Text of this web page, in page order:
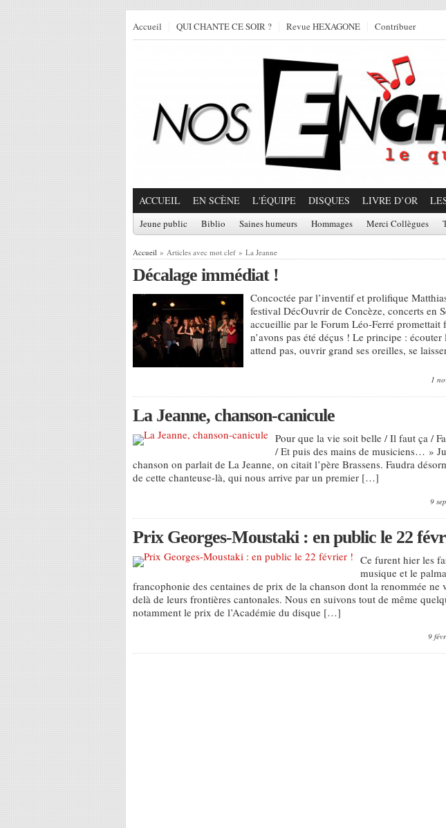
Accueil QUI CHANTE CE SOIR ? Revue HEXAGONE Contribuer
ACCUEIL EN SCÈNE L'ÉQUIPE DISQUES LIVRE D’OR
Jeune public Biblio Saines humeurs Hommages Merci Collègues
Accueil » Articles avec mot clef » La Jeanne
Décalage immédiat !
Concoctée par l’inventif et prolifique
festival DécOuvrir de Concèze, concerts en
accueillie par le Forum Léo-Ferré
n’avons pas été déçus ! Le principe :
attend pas, ouvrir grand ses oreilles, se
1
La Jeanne, chanson-canicule
Pour que la vie soit belle / Il faut ça /
/ Et puis des mains de musiciens… »
chanson on parlait de La Jeanne, on citait l’père Brassens. Faudra
de cette chanteuse-là, qui nous arrive par un premier […]
9
Prix Georges-Moustaki : en public le 22
Ce furent hier les
musique et le
francophonie des centaines de prix de la chanson dont la renommée ne
delà de leurs frontières cantonales. Nous en suivons tout de même
notamment le prix de l’Académie du disque […]
9